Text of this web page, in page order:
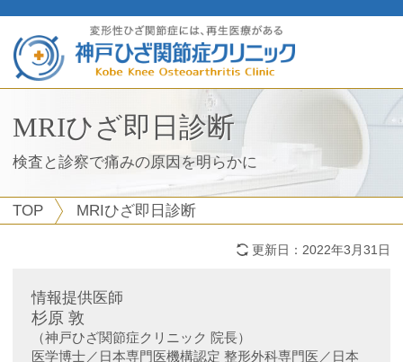
MRIひざ即日診断
検査と診察で痛みの原因を明らかに
TOP MRIひざ即日診断
更新日： 2022年3月31日
情報提供医師
杉原 敦
（神戸ひざ関節症クリニック 院長）
医学博士／日本専門医機構認定 整形外科専門医／日本